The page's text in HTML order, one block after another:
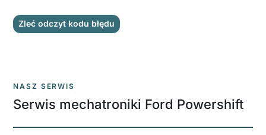
Zleć odczyt kodu błędu
NASZ SERWIS
Serwis mechatroniki Ford Powershift